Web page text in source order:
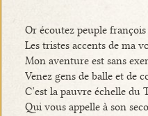
Or écoutez peuple françois
Les tristes accents de ma
Mon aventure est sans
Venez gens de balle et de
C’est la pauvre échelle du
Qui vous appelle à son